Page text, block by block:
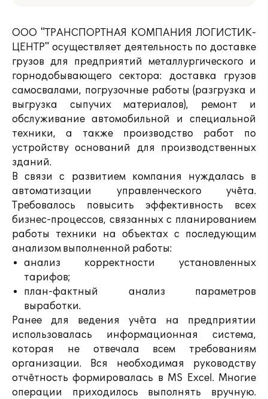
ООО "ТРАНСПОРТНАЯ КОМПАНИЯ ЛОГИСТИК-
ЦЕНТР" осуществляет деятельность по доставке
грузов для предприятий металлургического и
горнодобывающего сектора: доставка грузов
самосвалами, погрузочные работы (разгрузка и
выгрузка сыпучих материалов), ремонт и
обслуживание автомобильной и специальной
техники, а также производство работ по
устройству оснований для производственных
зданий.
В связи с развитием компания нуждалась в
автоматизации управленческого учёта.
Требовалось повысить эффективность всех
бизнес-процессов, связанных с планированием
работы техники на объектах с последующим
анализом выполненной работы:
анализ корректности установленных
тарифов;
план-фактный анализ параметров
выработки.
Ранее для ведения учёта на предприятии
использовалась информационная система,
которая не отвечала всем требованиям
организации. Вся необходимая руководству
отчётность формировалась в MS Excel. Многие
операции приходилось выполнять вручную.